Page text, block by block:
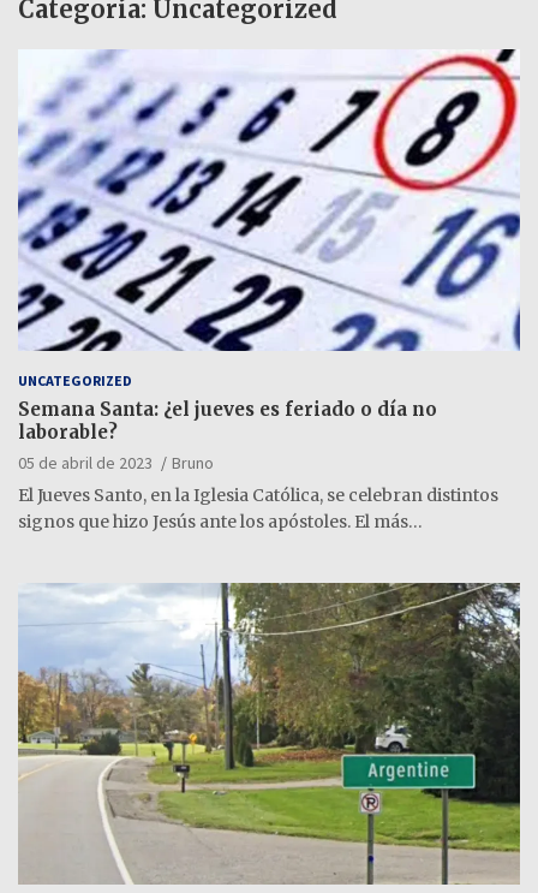
Categoría: Uncategorized
UNCATEGORIZED
Semana Santa: ¿el jueves es feriado o día no
laborable?
05 de abril de 2023
Bruno
El Jueves Santo, en la Iglesia Católica, se celebran distintos
signos que hizo Jesús ante los apóstoles. El más…